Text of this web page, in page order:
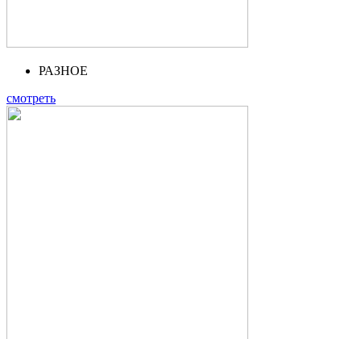
РАЗНОЕ
смотреть